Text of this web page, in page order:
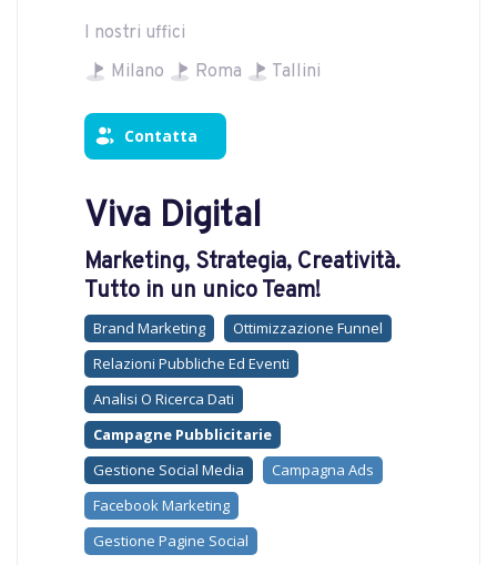
I nostri uffici
Milano
Roma Tallini
Contatta
Viva Digital
Marketing, Strategia, Creatività.
Tutto in un unico Team!
Brand Marketing
Ottimizzazione Funnel
Relazioni Pubbliche Ed Eventi
Analisi O Ricerca Dati
Campagne Pubblicitarie
Gestione Social Media
Campagna Ads
Facebook Marketing
Gestione Pagine Social